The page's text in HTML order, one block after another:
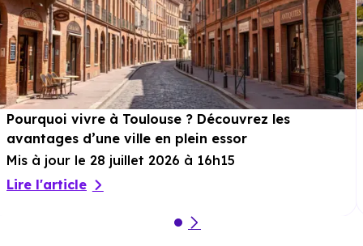
Pourquoi vivre à Toulouse ? Découvrez les
avantages d’une ville en plein essor
Mis à jour le 28 juillet 2026 à 16h15
Lire l'article